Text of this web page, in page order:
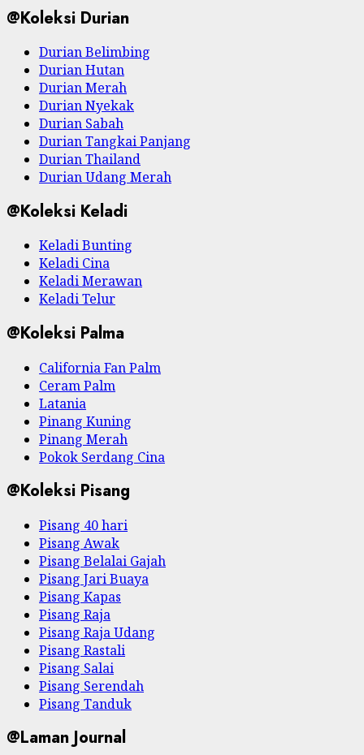
@Koleksi Durian
Durian Belimbing
Durian Hutan
Durian Merah
Durian Nyekak
Durian Sabah
Durian Tangkai Panjang
Durian Thailand
Durian Udang Merah
@Koleksi Keladi
Keladi Bunting
Keladi Cina
Keladi Merawan
Keladi Telur
@Koleksi Palma
California Fan Palm
Ceram Palm
Latania
Pinang Kuning
Pinang Merah
Pokok Serdang Cina
@Koleksi Pisang
Pisang 40 hari
Pisang Awak
Pisang Belalai Gajah
Pisang Jari Buaya
Pisang Kapas
Pisang Raja
Pisang Raja Udang
Pisang Rastali
Pisang Salai
Pisang Serendah
Pisang Tanduk
@Laman Journal